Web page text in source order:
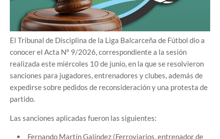
El Tribunal de Disciplina de la Liga Balcarceña de Fútbol dio a
conocer el Acta Nº 9/2026, correspondiente a la sesión
realizada este miércoles 10 de junio, en la que se resolvieron
sanciones para jugadores, entrenadores y clubes, además de
expedirse sobre pedidos de reconsideración y una protesta de
partido.
Las sanciones aplicadas fueron las siguientes:
Fernando Martín Galíndez (Ferroviarios, entrenador de